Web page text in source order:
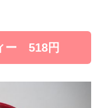
ー 518円